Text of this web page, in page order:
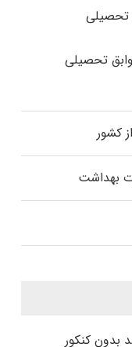
تحصیلی
تحصیلی
کشور
بهداشت
بدون کنکور